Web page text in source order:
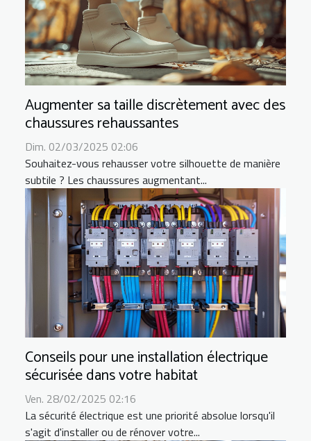
Augmenter sa taille discrètement avec des
chaussures rehaussantes
Dim. 02/03/2025 02:06
Souhaitez-vous rehausser votre silhouette de manière
subtile ? Les chaussures augmentant...
Conseils pour une installation électrique
sécurisée dans votre habitat
Ven. 28/02/2025 02:16
La sécurité électrique est une priorité absolue lorsqu'il
s'agit d'installer ou de rénover votre...